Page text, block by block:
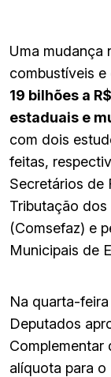
Uma mudança
combustíveis
19 bilhões a
estaduais e
com dois
feitas,
Secretários de
Tributação
(Comsefaz) e
Municipais de
Na quarta-
Deputados
Complementar
alíquota para